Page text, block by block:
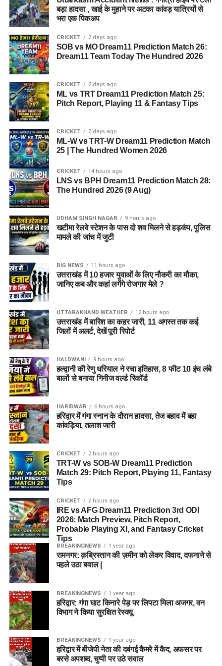
परिवार जैसा माहौल, बेहतर स्वतंत्रता और सामाजिक वातावरण मिल
सकेगा। इससे बच्चों और महिलाओं के मानसिक और सामाजिक विकास में
बड़ा हादसा , खाई के मुहाने पर अटका कांवड़ यात्रियों से
भरा एक पिकअप
CRICKET 2 days ago
SOB vs MO Dream11 Prediction Match 26:
Dream11 Team Today The Hundred 2026
CRICKET 2 days ago
ML vs TRT Dream11 Prediction Match 25:
Pitch Report, Playing 11 & Fantasy Tips
CRICKET 2 days ago
ML-W vs TRT-W Dream11 Prediction Match
25 | The Hundred Women 2026
CRICKET 14 hours ago
LNS vs BPH Dream11 Prediction Match 28:
The Hundred 2026 (9 Aug)
UDHAM SINGH NAGAR 9 hours ago
खटीमा रेलवे स्टेशन के पास दो शव मिलने से हड़कंप, पुलिस
मामले की जांच में जुटी
BIG NEWS 11 hours ago
उत्तराखंड में 10 हजार युवाओं के लिए नौकरी का मौका,
जानिए कब और कहां लगेंगे रोजगार मेले ?
UTTARAKHAND WEATHER 12 hours ago
उत्तराखंड में बारिश का कहर जारी, 11 अगस्त तक कई
जिलों में अलर्ट, देखें पूरी रिपोर्ट
HALDWANI 9 hours ago
हल्द्वानी की रेणु धरियाल ने रचा इतिहास, 8 फीट 10 इंच लंबे
बालों से बनाया गिनीज वर्ल्ड रिकॉर्ड
HARIDWAR 6 hours ago
हरिद्वार में गंगा स्नान के दौरान हादसा, तेज बहाव में बहा
कांवड़िया, तलाश जारी
CRICKET 2 hours ago
TRT-W vs SOB-W Dream11 Prediction
Match 29: Pitch Report, Playing 11, Fantasy
Tips
CRICKET 2 hours ago
IRE vs AFG Dream11 Prediction 3rd ODI
2026: Match Preview, Pitch Report,
Probable Playing XI, and Fantasy Cricket
Tips
BREAKINGNEWS 1 year ago
रामनगर: क़ब्रिस्तान की ज़मीन को लेकर विवाद, दफनाने से
पहले उठा बवाल |
BREAKINGNEWS 1 year ago
हरिद्वार: गंगा घाट किनारे पेड़ पर लिपटा मिला अजगर, वन
विभाग ने किया सुरक्षित रेस्क्यू
BREAKINGNEWS 1 year ago
हरिद्वार में बीजेपी नेता की दबंगई कैमरे में कैद, अफसर पर
बरसे अपशब्द, चुप्पी पर उठे सवाल